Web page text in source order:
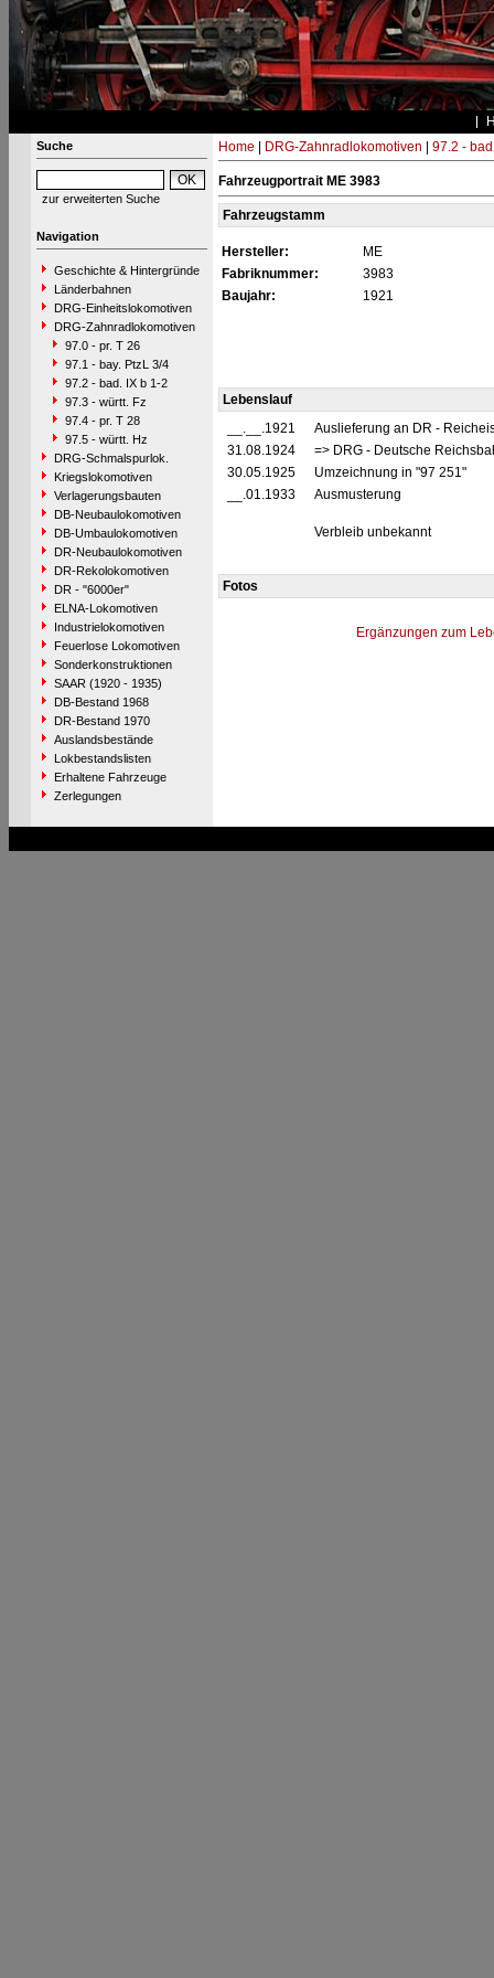
Suche
zur erweiterten Suche
Navigation
Geschichte & Hintergründe
Länderbahnen
DRG-Einheitslokomotiven
DRG-Zahnradlokomotiven
97.0 - pr. T 26
97.1 - bay. PtzL 3/4
97.2 - bad. IX b 1-2
97.3 - württ. Fz
97.4 - pr. T 28
97.5 - württ. Hz
DRG-Schmalspurlok.
Kriegslokomotiven
Verlagerungsbauten
DB-Neubaulokomotiven
DB-Umbaulokomotiven
DR-Neubaulokomotiven
DR-Rekolokomotiven
DR - "6000er"
ELNA-Lokomotiven
Industrielokomotiven
Feuerlose Lokomotiven
Sonderkonstruktionen
SAAR (1920 - 1935)
DB-Bestand 1968
DR-Bestand 1970
Auslandsbestände
Lokbestandslisten
Erhaltene Fahrzeuge
Zerlegungen
Home DRG-Zahnradlokomotiven 97.2 -
Fahrzeugportrait ME 3983
Fahrzeugstamm
Hersteller:
ME
Fabriknummer:
3983
Baujahr:
1921
Lebenslauf
__.__.1921
Auslieferung an DR -
31.08.1924
=> DRG - Deutsche
30.05.1925
Umzeichnung in "97 251"
__.01.1933
Ausmusterung
Verbleib unbekannt
Fotos
Ergänzungen zum